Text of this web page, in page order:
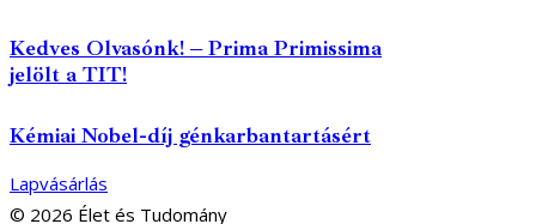
Kedves Olvasónk! – Prima Primissima
jelölt a TIT!
Kémiai Nobel-díj génkarbantartásért
Lapvásárlás
© 2026 Élet és Tudomány